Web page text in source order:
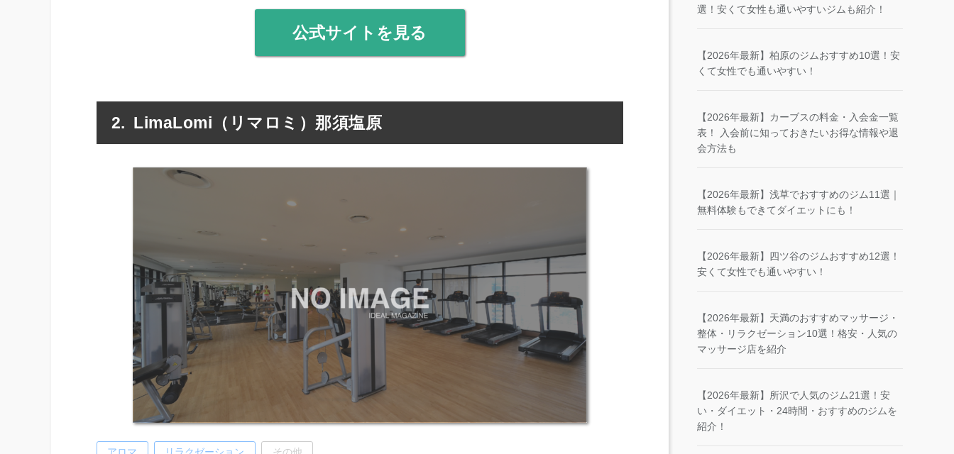
公式サイトを見る
LimaLomi（リマロミ）那須塩原
アロマ リラクゼーション その他
選！安くて女性も通いやすいジムも紹介！
【2026年最新】柏原のジムおすすめ10選！安
くて女性でも通いやすい！
【2026年最新】カーブスの料金・入会金一覧
表！ 入会前に知っておきたいお得な情報や退
会方法も
【2026年最新】浅草でおすすめのジム11選｜
無料体験もできてダイエットにも！
【2026年最新】四ツ谷のジムおすすめ12選！
安くて女性でも通いやすい！
【2026年最新】天満のおすすめマッサージ・
整体・リラクゼーション10選！格安・人気の
マッサージ店を紹介
【2026年最新】所沢で人気のジム21選！安
い・ダイエット・24時間・おすすめのジムを
紹介！